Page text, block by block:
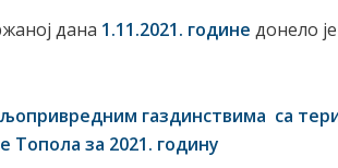
дана 1.11.2021. године донело је
газдинствима са
за 2021. годину